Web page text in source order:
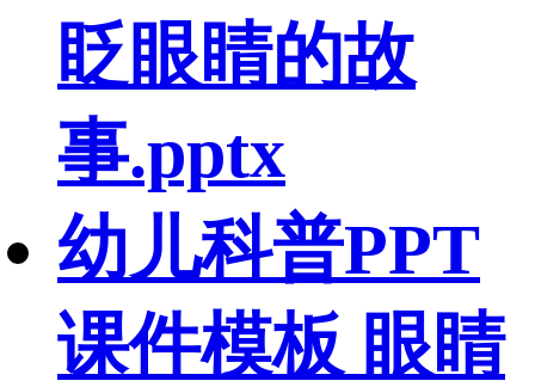
眨眼睛的故
事.pptx
幼儿科普PPT
课件模板 眼睛